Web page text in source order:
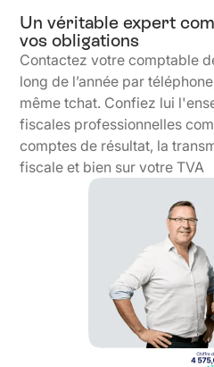
Un véritable expert
vos obligations
Contactez votre comptable
long de l’année par
même tchat. Confiez lui
fiscales professionnelles
comptes de résultat, la
fiscale et bien sur votre TVA